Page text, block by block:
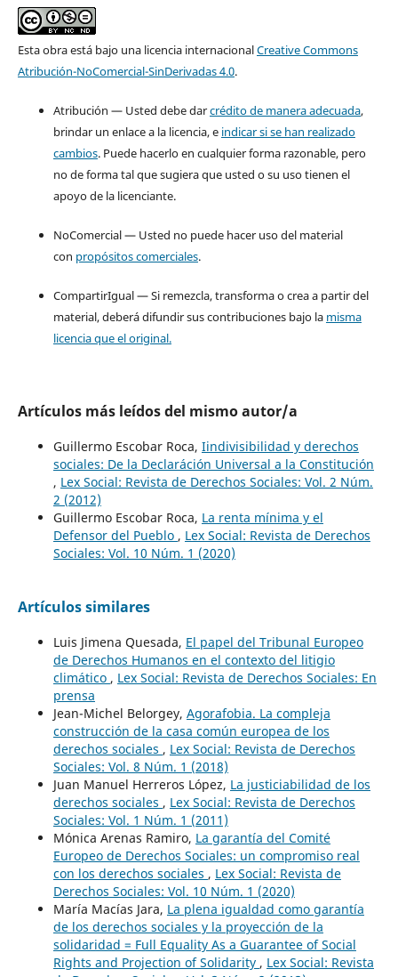
Esta obra está bajo una licencia internacionalCreative Commons
Atribución-NoComercial-SinDerivadas 4.0.
Atribución — Usted debe darcrédito de manera adecuada,
brindar un enlace a la licencia, e indicar si se han realizado
cambios. Puede hacerlo en cualquier forma razonable, pero
no de forma tal que sugiera que usted o su uso tienen el
apoyo de la licenciante.
NoComercial — Usted no puede hacer uso del material
con propósitos comerciales.
CompartirIgual — Si remezcla, transforma o crea a partir del
material, deberá difundir sus contribuciones bajo la misma
licencia que el original.
Artículos más leídos del mismo autor/a
Guillermo Escobar Roca, Iindivisibilidad y derechos
sociales: De la Declaráción Universal a la Constitución
, Lex Social: Revista de Derechos Sociales: Vol. 2 Núm.
2 (2012)
Guillermo Escobar Roca, La renta mínima y el
Defensor del Pueblo , Lex Social: Revista de Derechos
Sociales: Vol. 10 Núm. 1 (2020)
Artículos similares
Luis Jimena Quesada, El papel del Tribunal Europeo
de Derechos Humanos en el contexto del litigio
climático , Lex Social: Revista de Derechos Sociales: En
prensa
Jean-Michel Belorgey, Agorafobia. La compleja
construcción de la casa común europea de los
derechos sociales , Lex Social: Revista de Derechos
Sociales: Vol. 8 Núm. 1 (2018)
Juan Manuel Herreros López, La justiciabilidad de los
derechos sociales , Lex Social: Revista de Derechos
Sociales: Vol. 1 Núm. 1 (2011)
Mónica Arenas Ramiro, La garantía del Comité
Europeo de Derechos Sociales: un compromiso real
con los derechos sociales , Lex Social: Revista de
Derechos Sociales: Vol. 10 Núm. 1 (2020)
María Macías Jara, La plena igualdad como garantía
de los derechos sociales y la proyección de la
solidaridad = Full Equality As a Guarantee of Social
Rights and Projection of Solidarity , Lex Social: Revista